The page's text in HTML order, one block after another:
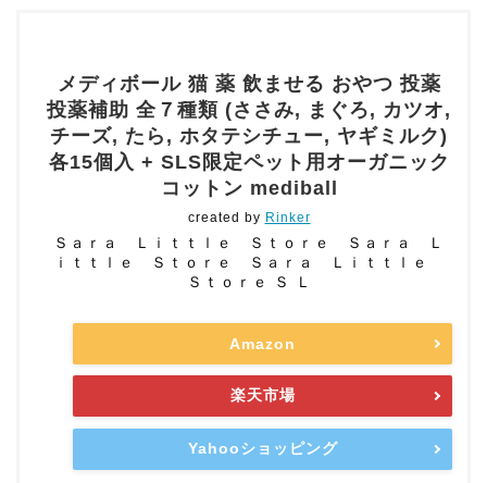
メディボール 猫 薬 飲ませる おやつ 投薬
投薬補助 全７種類 (ささみ, まぐろ, カツオ,
チーズ, たら, ホタテシチュー, ヤギミルク)
各15個入 + SLS限定ペット用オーガニック
コットン mediball
created by Rinker
Ｓａｒａ Ｌｉｔｔｌｅ Ｓｔｏｒｅ Ｓａｒａ Ｌ
ｉｔｔｌｅ Ｓｔｏｒｅ Ｓａｒａ Ｌｉｔｔｌｅ
Ｓｔｏｒｅ Ｓ Ｌ
Amazon
楽天市場
Yahooショッピング